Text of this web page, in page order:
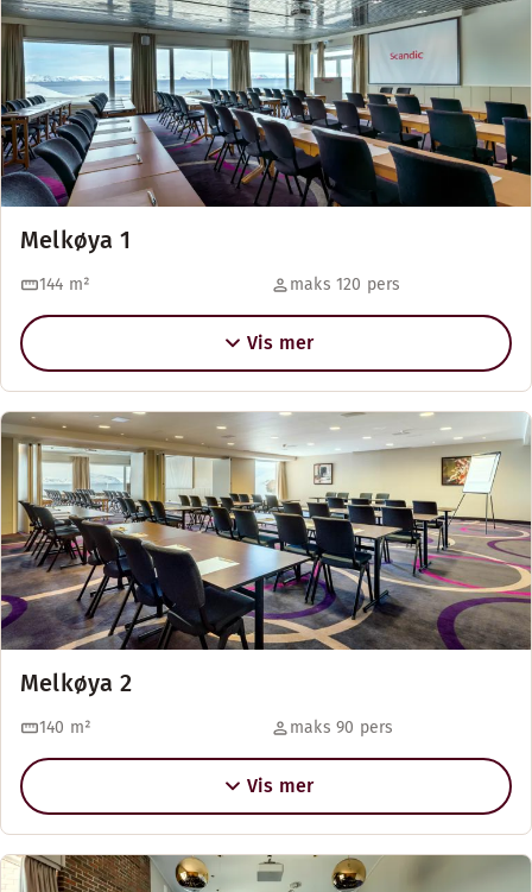
Melkøya 1
144 m² maks 120 pers
Vis mer
Melkøya 2
140 m² maks 90 pers
Vis mer